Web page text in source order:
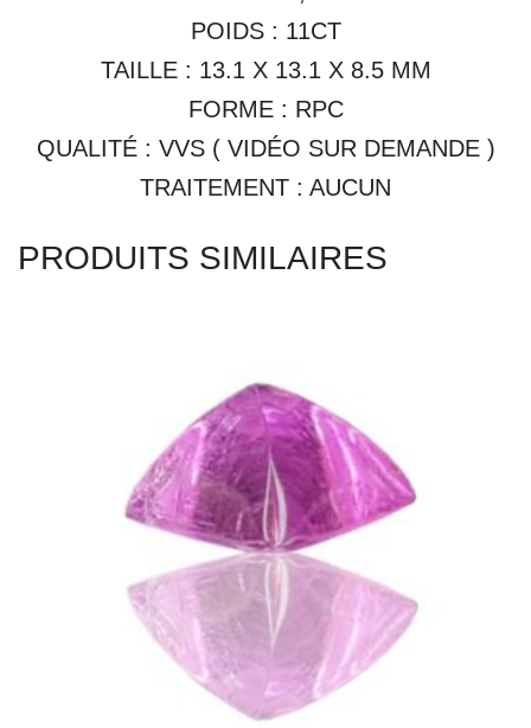
QUALITÉ : VVS ( VIDÉO SUR DEMANDE )
TRAITEMENT : AUCUN
PRODUITS SIMILAIRES
TOURMALINE ROSE 1.17CT